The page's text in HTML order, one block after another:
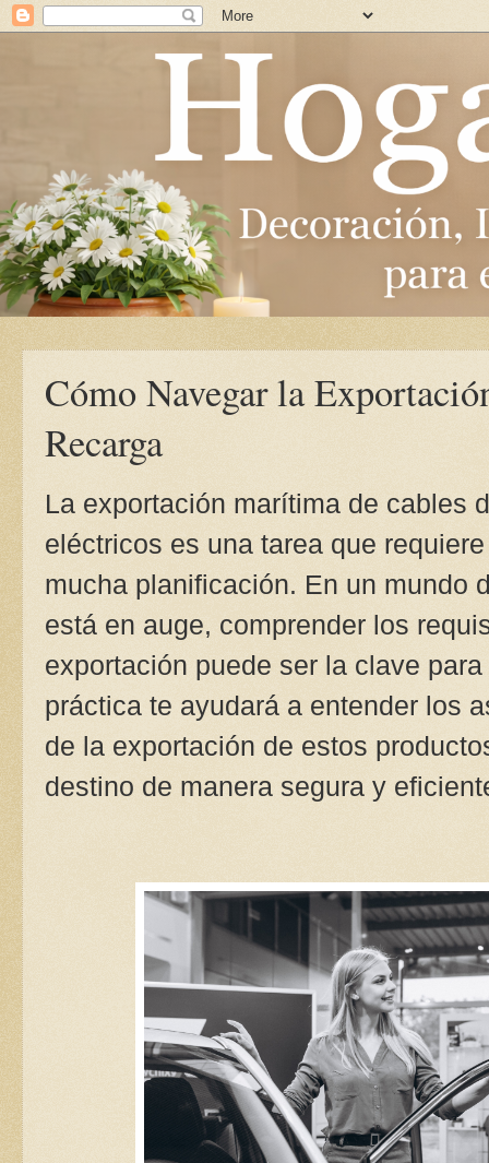
Cómo Navegar la
Recarga
La exportación marítima de cables
eléctricos es una tarea que
mucha planificación. En un mundo
está en auge, comprender los
exportación puede ser la clave
práctica te ayudará a entender los
de la exportación de estos
destino de manera segura y